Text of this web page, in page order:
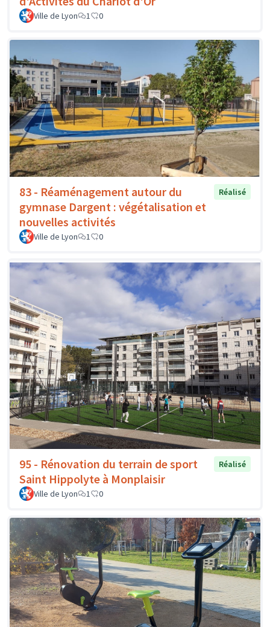
Ville de Lyon 1 0
83 - Réaménagement autour du
gymnase Dargent : végétalisation et
nouvelles activités
Réalisé
Ville de Lyon 1 0
95 - Rénovation du terrain de sport
Saint Hippolyte à Monplaisir
Réalisé
Ville de Lyon 1 0